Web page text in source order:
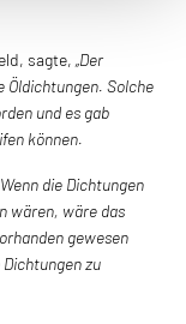
sagte, „Der
Öldichtungen. Solche
und es gab
können.
die Dichtungen
wären, wäre das
gewesen
zu